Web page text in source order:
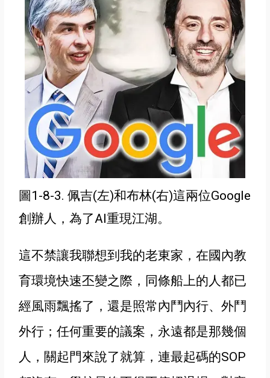
圖1-8-3. 佩吉(左)和布林(右)這兩位Google
創辦人，為了AI重現江湖。
這不禁讓我聯想到我的老東家 ，在國內教
育環境快速丕變之際，同條船上的人都已
經風雨飄搖了，還是照常內鬥內行、外鬥
外行 ；任何重要的議案，永遠都是那幾個
人，關起門來說了就算，連最起碼的SOP